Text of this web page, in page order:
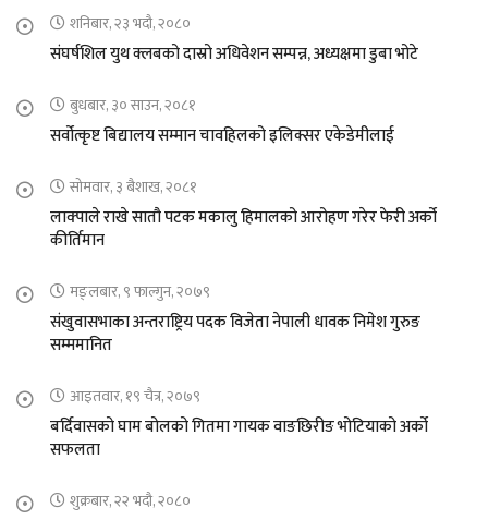
शनिबार, २३ भदौ, २०८०
संघर्षशिल युथ क्लबको दास्रो अधिवेशन सम्पन्न, अध्यक्षमा डुबा भोटे
बुधबार, ३० साउन, २०८१
सर्वोत्कृष्ट बिद्यालय सम्मान चावहिलको इलिक्सर एकेडेमीलाई
सोमवार, ३ बैशाख, २०८१
लाक्पाले राखे सातौ पटक मकालु हिमालको आरोहण गरेर फेरी अर्को
कीर्तिमान
मङ्लबार, ९ फाल्गुन, २०७९
संखुवासभाका अन्तराष्ट्रिय पदक विजेता नेपाली धावक निमेश गुरुङ
सम्ममानित
आइतवार, १९ चैत्र, २०७९
बर्दिवासको घाम बोलको गितमा गायक वाङछिरीङ भोटियाको अर्को
सफलता
शुक्रबार, २२ भदौ, २०८०